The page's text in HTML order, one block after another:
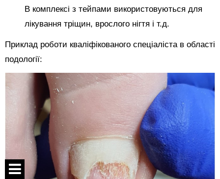
В комплексі з тейпами використовуються для
лікування тріщин, врослого нігтя і т.д.
Приклад роботи кваліфікованого спеціаліста в області
подології: